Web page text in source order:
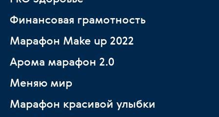
Финансовая грамотность
Марафон Make up 2022
Арома марафон 2.0
Меняю мир
Марафон красивой улыбки